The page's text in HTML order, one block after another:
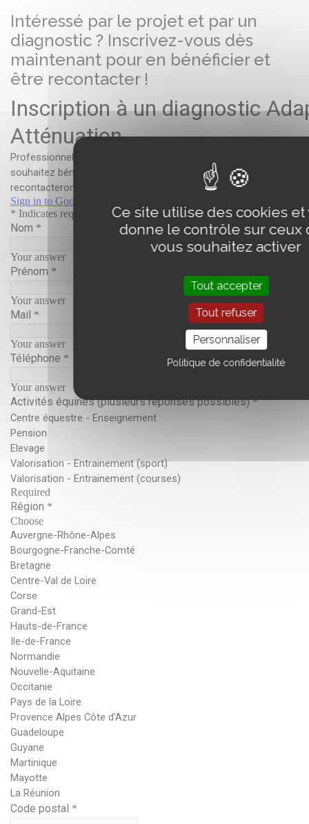
Intéressé par le projet et par un
diagnostic ? Inscrivez-vous dès
maintenant pour en bénéficier et
être recontacter !
Ce site utilise des cookies et
donne le contrôle sur ceux
vous souhaitez activer
Tout accepter
Tout refuser
Personnaliser
Politique de confidentialité